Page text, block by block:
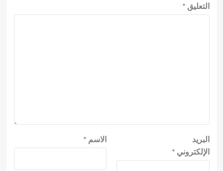
التعليق *
الاسم *
البريد
الإلكتروني *